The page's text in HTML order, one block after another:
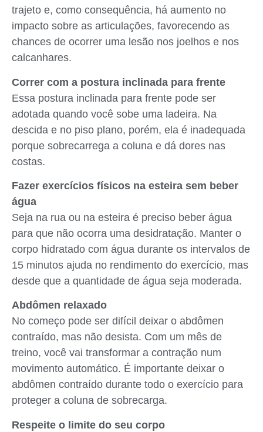
trajeto e, como consequência, há aumento no
impacto sobre as articulações, favorecendo as
chances de ocorrer uma lesão nos joelhos e nos
calcanhares.
Correr com a postura inclinada para frente
Essa postura inclinada para frente pode ser
adotada quando você sobe uma ladeira. Na
descida e no piso plano, porém, ela é inadequada
porque sobrecarrega a coluna e dá dores nas
costas.
Fazer exercícios físicos na esteira sem beber
água
Seja na rua ou na esteira é preciso beber água
para que não ocorra uma desidratação. Manter o
corpo hidratado com água durante os intervalos de
15 minutos ajuda no rendimento do exercício, mas
desde que a quantidade de água seja moderada.
Abdômen relaxado
No começo pode ser difícil deixar o abdômen
contraído, mas não desista. Com um mês de
treino, você vai transformar a contração num
movimento automático. É importante deixar o
abdômen contraído durante todo o exercício para
proteger a coluna de sobrecarga.
Respeite o limite do seu corpo